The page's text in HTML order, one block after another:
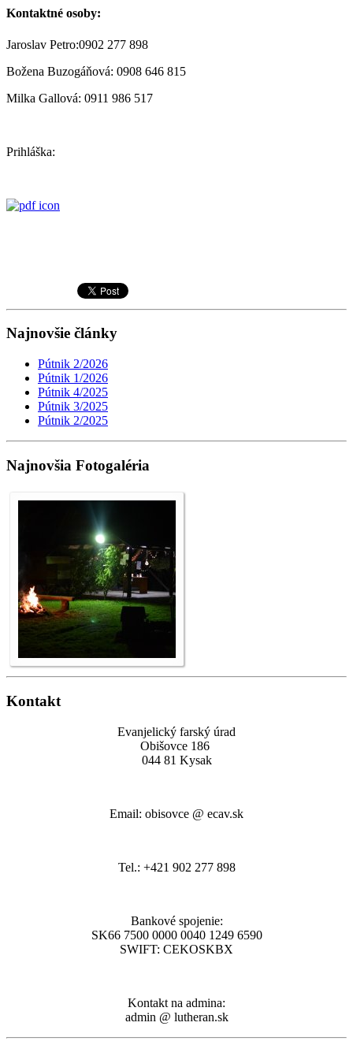
Kontaktné osoby:
Jaroslav Petro:0902 277 898
Božena Buzogáňová: 0908 646 815
Milka Gallová: 0911 986 517
Prihláška:
Najnovšie články
Pútnik 2/2026
Pútnik 1/2026
Pútnik 4/2025
Pútnik 3/2025
Pútnik 2/2025
Najnovšia Fotogaléria
Kontakt
Evanjelický farský úrad
Obišovce 186
044 81 Kysak
Email: obisovce @ ecav.sk
Tel.: +421 902 277 898
Bankové spojenie:
SK66 7500 0000 0040 1249 6590
SWIFT: CEKOSKBX
Kontakt na admina:
admin @ lutheran.sk